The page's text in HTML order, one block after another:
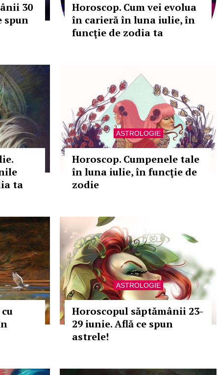
30
spun
Horoscop. Cum vei evolua
în carieră în luna iulie, în
funcţie de zodia ta
ta
ASTROLOGIE
Horoscop. Cumpenele tale
în luna iulie, în funcţie de
zodie
ASTROLOGIE
Horoscopul săptămânii 23-
29 iunie. Află ce spun
astrele!